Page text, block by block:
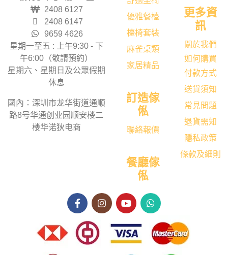
2408 6127
2408 6147
9659 4626
星期一至五 : 上午9:30 - 下
午6:00（敬請預約）
星期六、星期日及公眾假期
休息
國內：深圳市龙华街道通顺
路8号华通创业园顺安楼二
楼华诺狄电商
優雅餐檯
檯椅套裝
麻雀桌類
家居精品
訂造傢
俬
聯絡報價
餐廳傢
俬
更多資
訊
關於我們
如何購買
付款方式
送貨須知
常見問題
退貨需知
隱私政策
條款及細則